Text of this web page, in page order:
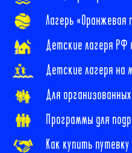
Лагерь «Оранжевая
Детские лагеря РФ
Детские лагеря на
Для
Программы для
Как купить путевку